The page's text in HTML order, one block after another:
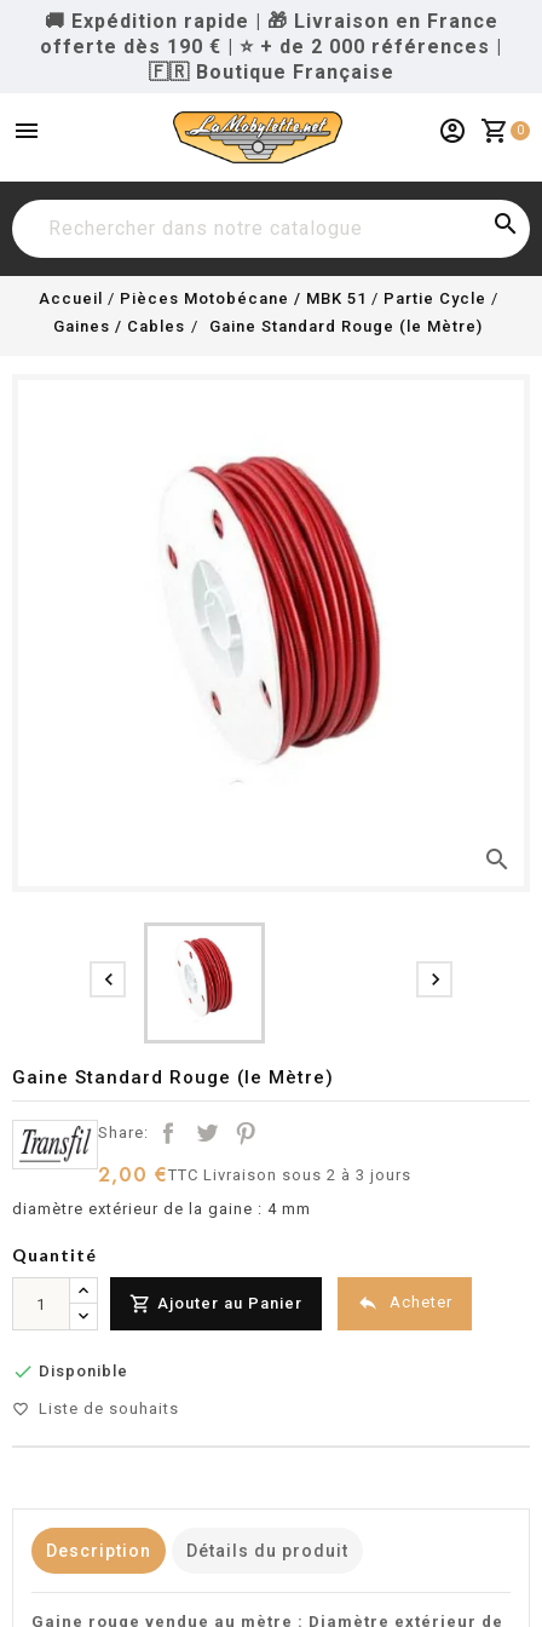
🚚 Expédition rapide | 🎁 Livraison en France
offerte dès 190 € | ⭐ + de 2 000 références |
🇫🇷 Boutique Française
menu shopping_cart 0
account_circle

Accueil Pièces Motobécane / MBK 51
Partie Cycle
Gaines / Cables
Gaine Standard Rouge (le Mètre)
search
 
Gaine Standard Rouge (le Mètre)
Share:
2,00 €TTCLivraison sous 2 à 3 jours
diamètre extérieur de la gaine : 4 mm
Quantité
 Ajouter au Panier  Acheter
 Disponible
favorite_border Liste de souhaits
Description Détails du produit
Gaine rouge vendue au mètre : Diamètre extérieur de